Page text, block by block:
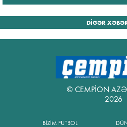
DİGƏR
© CEMPİON
2026
BİZİM FUTBOL